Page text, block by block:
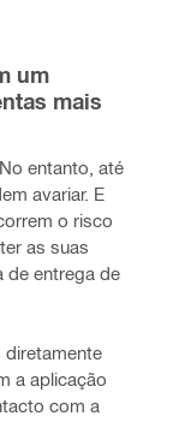
um
mais
entanto, até
avariar. E
o risco
as suas
de entrega de
diretamente
a aplicação
com a